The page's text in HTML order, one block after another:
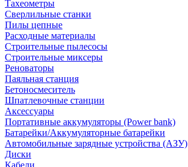
Тахеометры
Сверлильные станки
Пилы цепные
Расходные материалы
Строительные пылесосы
Строительные миксеры
Реноваторы
Паяльная станция
Бетоносмеситель
Шпатлевочные станции
Аксессуары
Портативные аккумуляторы (Power bank)
Батарейки/Аккумуляторные батарейки
Автомобильные зарядные устройства (АЗУ)
Диски
Кабели